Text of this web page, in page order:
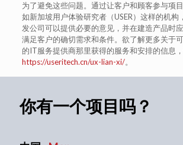
为了避免这些问题。通过让客户和顾客参与项
如新加坡用户体验研究者（USER）这样的机构
发公司可以提供必要的意见，并在建造产品时
满足客户的确切需求和条件。欲了解更多关于
的IT服务提供商那里获得的服务和安排的信息
https://useritech.cn/ux-lian-xi/。
你有一个项目吗？